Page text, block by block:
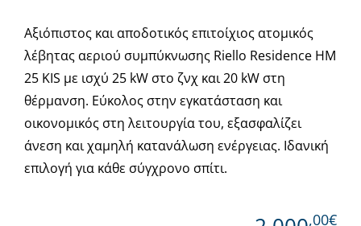
Αξιόπιστος και αποδοτικός επιτοίχιος ατομικός
λέβητας αεριού συμπύκνωσης Riello Residence HM
25 KIS με ισχύ 25 kW στο ζνχ και 20 kW στη
θέρμανση. Εύκολος στην εγκατάσταση και
οικονομικός στη λειτουργία του, εξασφαλίζει
άνεση και χαμηλή κατανάλωση ενέργειας. Ιδανική
επιλογή για κάθε σύγχρονο σπίτι.
,00€